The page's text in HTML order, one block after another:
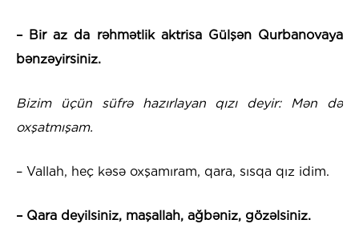
– Bir az da rəhmətlik aktrisa Gülşən Qurbanovaya
bənzəyirsiniz.
Bizim üçün süfrə hazırlayan qızı deyir: Mən də
oxşatmışam.
– Vallah, heç kəsə oxşamıram, qara, sısqa qız idim.
– Qara deyilsiniz, maşallah, ağbəniz, gözəlsiniz.